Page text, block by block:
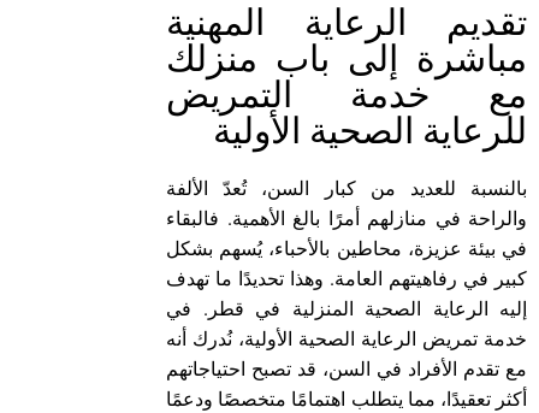
تقديم الرعاية المهنية
مباشرة إلى باب منزلك
مع خدمة التمريض
للرعاية الصحية الأولية
بالنسبة للعديد من كبار السن، تُعدّ الألفة
والراحة في منازلهم أمرًا بالغ الأهمية. فالبقاء
في بيئة عزيزة، محاطين بالأحباء، يُسهم بشكل
كبير في رفاهيتهم العامة. وهذا تحديدًا ما تهدف
إليه الرعاية الصحية المنزلية في قطر. في
خدمة تمريض الرعاية الصحية الأولية، نُدرك أنه
مع تقدم الأفراد في السن، قد تصبح احتياجاتهم
أكثر تعقيدًا، مما يتطلب اهتمامًا متخصصًا ودعمًا